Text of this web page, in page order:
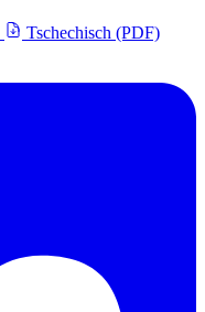
Tschechisch (PDF)